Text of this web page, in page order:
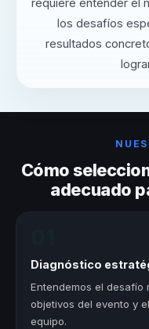
requiere entender el
los desafíos
resultados
Cómo
adecuado
Diagnóstico
Entendemos el
objetivos del evento y
equipo.